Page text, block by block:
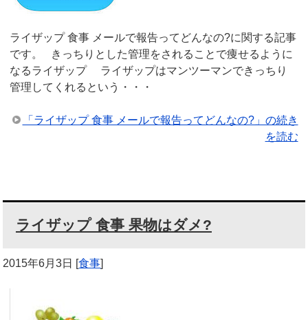
ライザップ 食事 メールで報告ってどんなの?に関する記事
です。 きっちりとした管理をされることで痩せるように
なるライザップ ライザップはマンツーマンできっちり
管理してくれるという・・・
「ライザップ 食事 メールで報告ってどんなの?」の続き
を読む
ライザップ 食事 果物はダメ?
2015年6月3日 [食事]